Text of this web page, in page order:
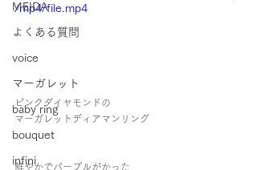
MEIDA
よくある質問
voice
マーガレット
baby ring
bouquet
infini
/mp4/file.mp4
ピンクダイヤモンドの
マーガレットディアマンリング
鮮やかでパープルがかった